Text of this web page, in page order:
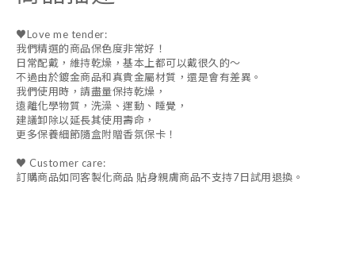
♥Love me tender:
我們精選的商品保色度非常好！
日常配戴，維持乾燥，基本上都可以戴很久的～
不過由於鍍金商品和真貴金屬材質，還是會有差異。
我們使用時，請盡量保持乾燥，
遠離化學物質，洗澡、運動、睡覺，
建議卸除以延長其使用壽命，
更多保養細節隨盒附贈香氛保卡！
♥ Customer care:
訂購商品如同客製化商品 貼身親膚商品不支持7日試用退換。